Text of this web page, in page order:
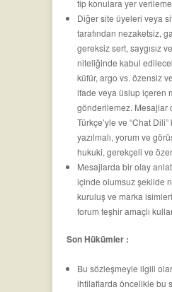
tip konulara yer
Diğer site üyeleri veya
tarafından nezaketsiz,
gereksiz sert, saygısız
niteliğinde kabul
küfür, argo vs. özensiz
ifade veya üslup içeren
gönderilemez. Mesajlar
Türkçe’yle ve “Chat
yazılmalı, yorum ve
hukuki, gerekçeli ve
Mesajlarda bir olay
içinde olumsuz şekilde
kuruluş ve marka
forum teşhir amaçlı
Son Hükümler :
Bu sözleşmeyle ilgili
ihtilaflarda öncelikle bu